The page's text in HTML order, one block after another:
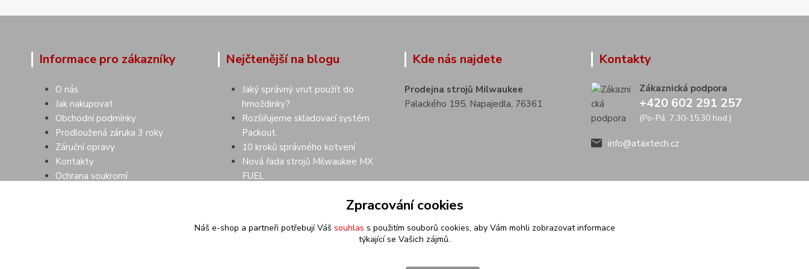
Informace pro zákazníky
O nás
Jak nakupovat
Obchodní podmínky
Prodloužená záruka 3 roky
Záruční opravy
Kontakty
Ochrana soukromí
Nejčtenější na blogu
Jaký správný vrut použít do
hmoždinky?
Rozšiřujeme skladovací systém
Packout.
10 kroků správného kotvení
Nová řada strojů Milwaukee MX
FUEL
Kde nás najdete
Prodejna strojů Milwaukee
Palackého 195, Napajedla, 76361
Kontakty
Zákaznická podpora
+420 602 291 257
(Po-Pá, 7,30-15,30 hod.)
info@ataxtech.cz
Zpracování cookies
Náš e-shop a partneři potřebují Váš souhlas s použitím souborů cookies, aby Vám mohli zobrazovat informace
týkající se Vašich zájmů.